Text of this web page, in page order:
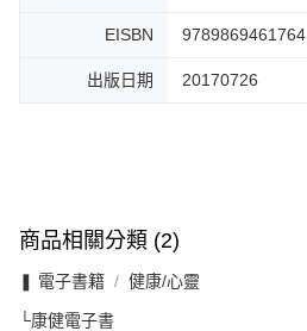
EISBN 9789869461764
出版日期 20170726
商品相關分類 (2)
❚ 電子書籍 健康/心靈
└康健電子書